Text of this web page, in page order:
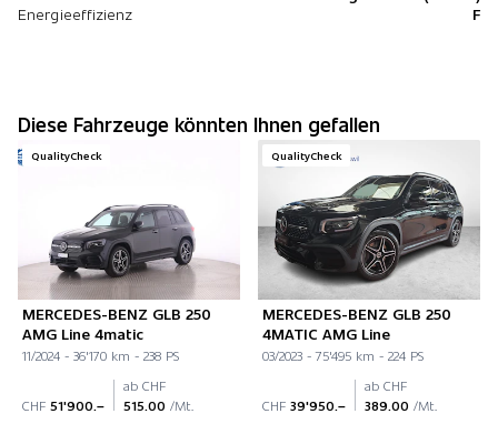
Energieeffizienz
F
Diese Fahrzeuge könnten Ihnen gefallen
QualityCheck
MERCEDES-BENZ GLB 250
AMG Line 4matic
11/2024 - 36'170 km - 238 PS
CHF 51'900.–
ab CHF
515.00 /Mt.
QualityCheck
MERCEDES-BENZ GLB 250
4MATIC AMG Line
03/2023 - 75'495 km - 224 PS
CHF 39'950.–
ab CHF
389.00 /Mt.